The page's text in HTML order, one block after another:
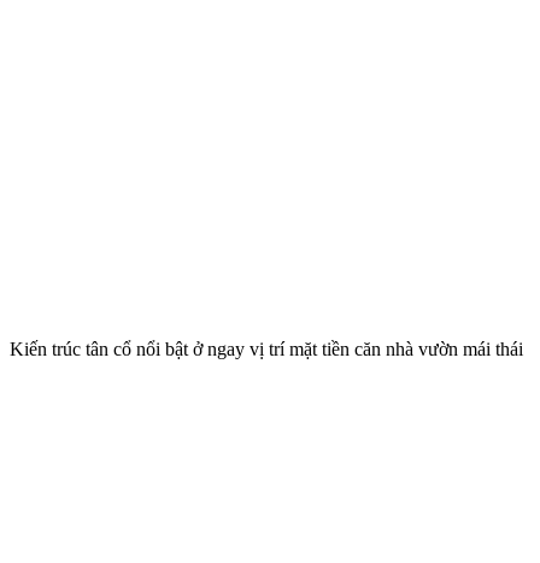
Kiến trúc tân cổ nổi bật ở ngay vị trí mặt tiền căn nhà vườn mái thái